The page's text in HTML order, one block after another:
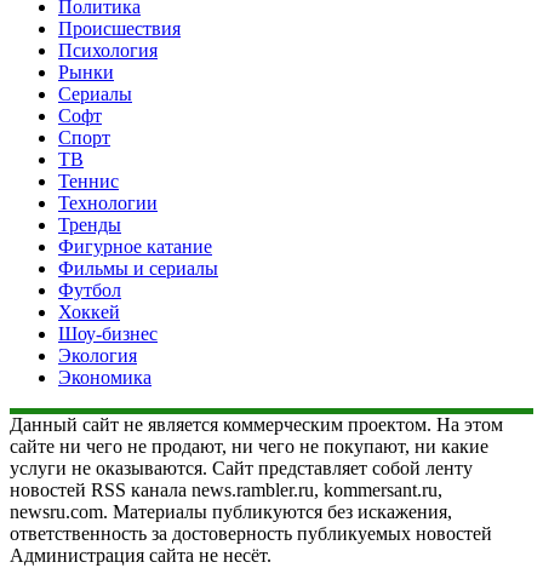
Политика
Происшествия
Психология
Рынки
Сериалы
Софт
Спорт
ТВ
Теннис
Технологии
Тренды
Фигурное катание
Фильмы и сериалы
Футбол
Хоккей
Шоу-бизнес
Экология
Экономика
Данный сайт не является коммерческим проектом. На этом
сайте ни чего не продают, ни чего не покупают, ни какие
услуги не оказываются. Сайт представляет собой ленту
новостей RSS канала news.rambler.ru, kommersant.ru,
newsru.com. Материалы публикуются без искажения,
ответственность за достоверность публикуемых новостей
Администрация сайта не несёт.